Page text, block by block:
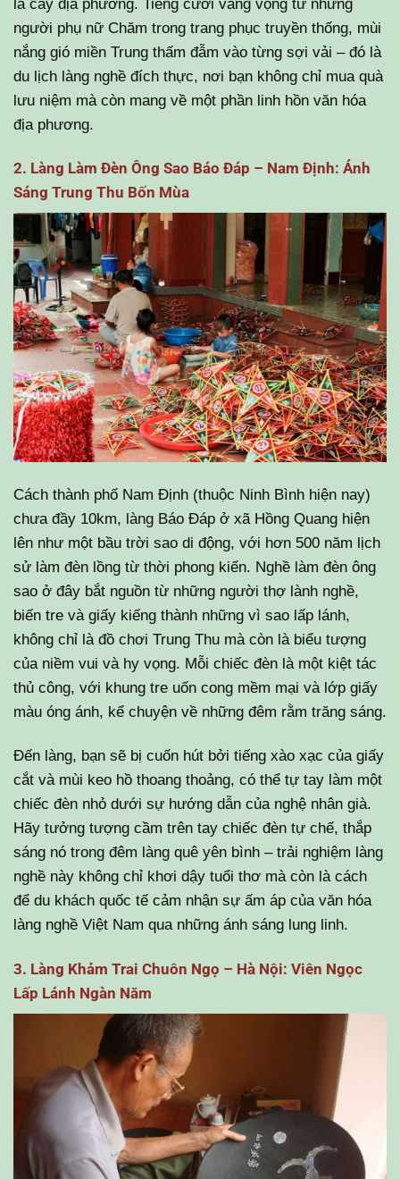
người phụ nữ Chăm trong trang phục truyền thống, mùi
nắng gió miền Trung thấm đẫm vào từng sợi vải – đó là
du lịch làng nghề đích thực, nơi bạn không chỉ mua quà
lưu niệm mà còn mang về một phần linh hồn văn hóa
địa phương.
2. Làng Làm Đèn Ông Sao Báo Đáp – Nam Định: Ánh
Sáng Trung Thu Bốn Mùa
Cách thành phố Nam Định (thuộc Ninh Bình hiện nay)
chưa đầy 10km, làng Báo Đáp ở xã Hồng Quang hiện
lên như một bầu trời sao di động, với hơn 500 năm lịch
sử làm đèn lồng từ thời phong kiến. Nghề làm đèn ông
sao ở đây bắt nguồn từ những người thợ lành nghề,
biến tre và giấy kiếng thành những vì sao lấp lánh,
không chỉ là đồ chơi Trung Thu mà còn là biểu tượng
của niềm vui và hy vọng. Mỗi chiếc đèn là một kiệt tác
thủ công, với khung tre uốn cong mềm mại và lớp giấy
màu óng ánh, kể chuyện về những đêm rằm trăng sáng.
Đến làng, bạn sẽ bị cuốn hút bởi tiếng xào xạc của giấy
cắt và mùi keo hồ thoang thoảng, có thể tự tay làm một
chiếc đèn nhỏ dưới sự hướng dẫn của nghệ nhân già.
Hãy tưởng tượng cầm trên tay chiếc đèn tự chế, thắp
sáng nó trong đêm làng quê yên bình – trải nghiệm làng
nghề này không chỉ khơi dậy tuổi thơ mà còn là cách
để du khách quốc tế cảm nhận sự ấm áp của văn hóa
làng nghề Việt Nam qua những ánh sáng lung linh.
3. Làng Khảm Trai Chuôn Ngọ – Hà Nội: Viên Ngọc
Lấp Lánh Ngàn Năm